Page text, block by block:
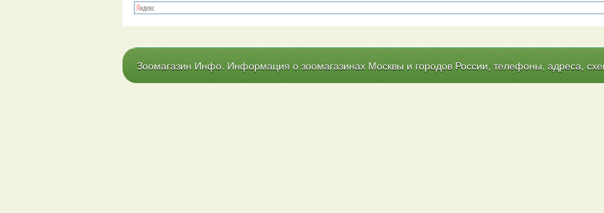
Зоомагазин Инфо. Информация о зоомагазинах Москвы и городов России, телефоны, адреса,